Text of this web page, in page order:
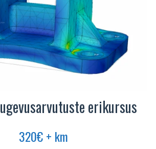
erikursus
320€+ km